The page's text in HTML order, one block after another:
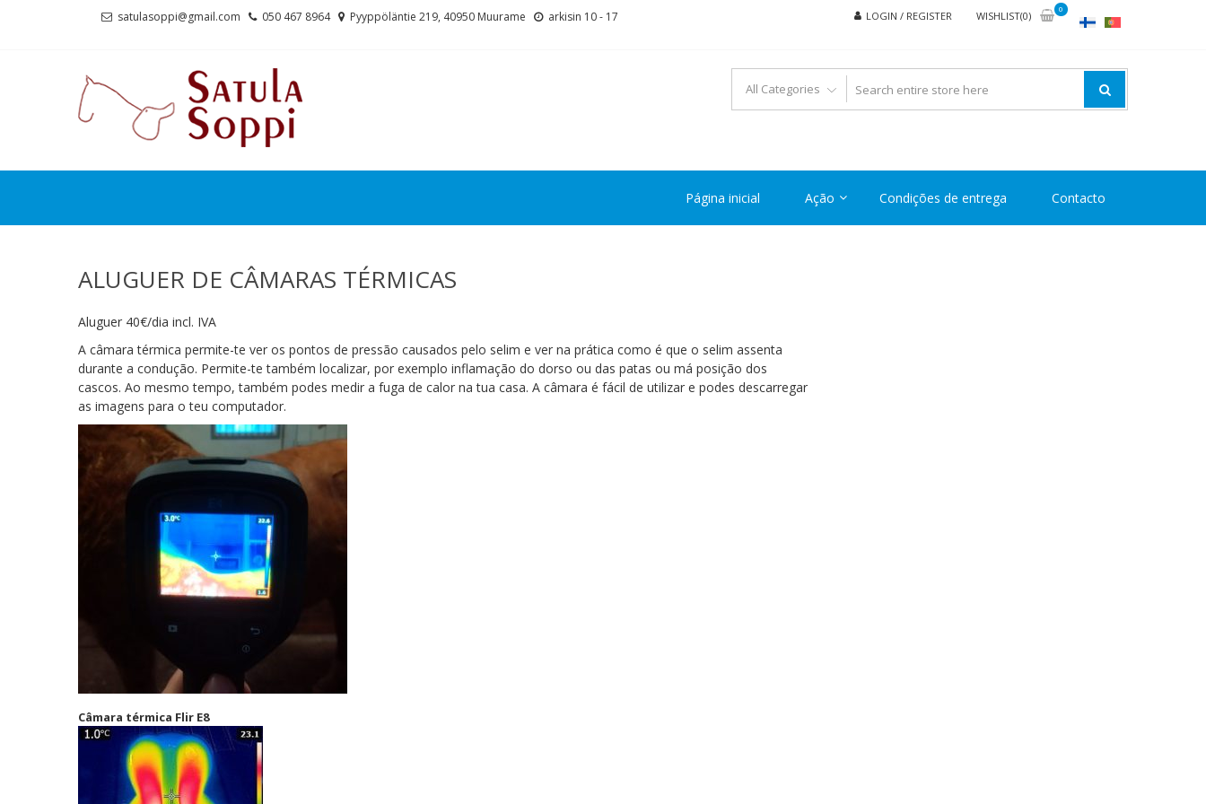
satulasoppi@gmail.com 050 467 8964 Pyyppöläntie 219, 40950 Muurame arkisin 10 - 17 LOGIN / REGISTER WISHLIST(0)
0
Página inicial Ação Condições de entrega Contacto
ALUGUER DE CÂMARAS TÉRMICAS
Aluguer 40€/dia incl. IVA
A câmara térmica permite-te ver os pontos de pressão causados pelo selim e ver na prática como é que o selim assenta
durante a condução. Permite-te também localizar, por exemplo inflamação do dorso ou das patas ou má posição dos
cascos. Ao mesmo tempo, também podes medir a fuga de calor na tua casa. A câmara é fácil de utilizar e podes descarregar
as imagens para o teu computador.
Câmara térmica Flir E8